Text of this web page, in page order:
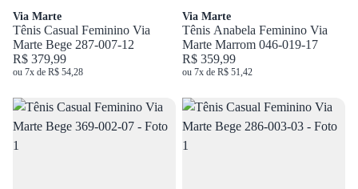
Via Marte
Tênis Casual Feminino Via
Marte Bege 287-007-12
R$ 379,99
ou 7x de R$ 54,28
Via Marte
Tênis Anabela Feminino Via
Marte Marrom 046-019-17
R$ 359,99
ou 7x de R$ 51,42